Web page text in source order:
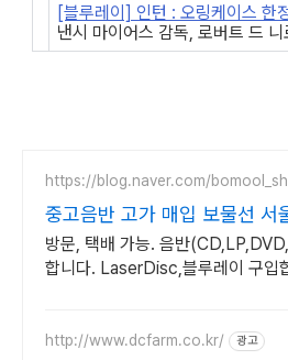
[블루레이] 인턴 : 오링케이스 한
낸시 마이어스 감독, 로버트 드
https://blog.naver.com/
중고음반 고가 매입 보물선 서
가능
방문, 택배 가능. 음반(CD,LP,DVD,Tape)을 고가에 매입
합니다. LaserDisc,블루레이 구입
http://www.dcfarm.co.kr/ 광고